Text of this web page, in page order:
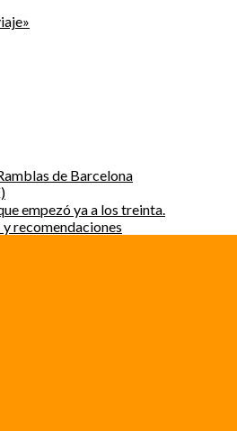
de Barcelona
empezó ya a los treinta.
recomendaciones